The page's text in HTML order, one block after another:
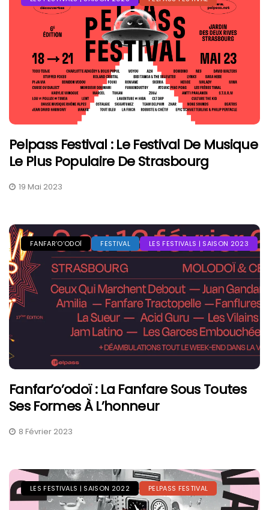
Pelpass Festival : Le Festival De Musique
Le Plus Populaire De Strasbourg
19 Mai 2023
FANFAR’O’ODOÏ FESTIVAL LES FESTIVALS | SAISON 2023
Fanfar’o’odoï : La Fanfare Sous Toutes
Ses Formes À L’honneur
8 Février 2023
LES FESTIVALS | SAISON 2022 PELPASS FESTIVAL